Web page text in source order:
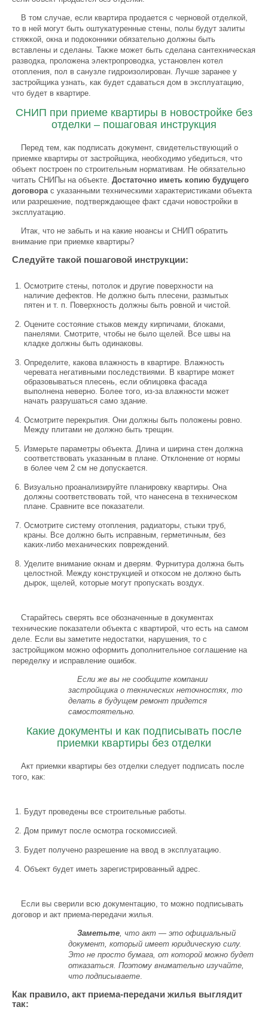
В том случае, если квартира продается с черновой отделкой,
то в ней могут быть оштукатуренные стены, полы будут залиты
стяжкой, окна и подоконники обязательно должны быть
вставлены и сделаны. Также может быть сделана сантехническая
разводка, проложена электропроводка, установлен котел
отопления, пол в санузле гидроизолирован. Лучше заранее у
застройщика узнать, как будет сдаваться дом в эксплуатацию,
что будет в квартире.
СНИП при приеме квартиры в новостройке без
отделки – пошаговая инструкция
Перед тем, как подписать документ, свидетельствующий о
приемке квартиры от застройщика, необходимо убедиться, что
объект построен по строительным нормативам. Не обязательно
читать СНИПы на объекте. Достаточно иметь копию будущего
договорас указанными техническими характеристиками объекта
или разрешение, подтверждающее факт сдачи новостройки в
эксплуатацию.
Итак, что не забыть и на какие нюансы и СНИП обратить
внимание при приемке квартиры?
Следуйте такой пошаговой инструкции:
Осмотрите стены, потолок и другие поверхности на
наличие дефектов. Не должно быть плесени, размытых
пятен и т. п. Поверхность должны быть ровной и чистой.
Оцените состояние стыков между кирпичами, блоками,
панелями. Смотрите, чтобы не было щелей. Все швы на
кладке должны быть одинаковы.
Определите, какова влажность в квартире. Влажность
черевата негативными последствиями. В квартире может
образовываться плесень, если облицовка фасада
выполнена неверно. Более того, из-за влажности может
начать разрушаться само здание.
Осмотрите перекрытия. Они должны быть положены ровно.
Между плитами не должно быть трещин.
Измерьте параметры объекта. Длина и ширина стен должна
соответствовать указанным в плане. Отклонение от нормы
в более чем 2 см не допускается.
Визуально проанализируйте планировку квартиры. Она
должны соответствовать той, что нанесена в техническом
плане. Сравните все показатели.
Осмотрите систему отопления, радиаторы, стыки труб,
краны. Все должно быть исправным, герметичным, без
каких-либо механических повреждений.
Уделите внимание окнам и дверям. Фурнитура должна быть
целостной. Между конструкцией и откосом не должно быть
дырок, щелей, которые могут пропускать воздух.
Старайтесь сверять все обозначенные в документах
технические показатели объекта с квартирой, что есть на самом
деле. Если вы заметите недостатки, нарушения, то с
застройщиком можно оформить дополнительное соглашение на
переделку и исправление ошибок.
Если же вы не сообщите компании
застройщика о технических неточностях, то
делать в будущем ремонт придется
самостоятельно.
Какие документы и как подписывать после
приемки квартиры без отделки
Акт приемки квартиры без отделки следует подписать после
того, как:
Будут проведены все строительные работы.
Дом примут после осмотра госкомиссией.
Будет получено разрешение на ввод в эксплуатацию.
Объект будет иметь зарегистрированный адрес.
Если вы сверили всю документацию, то можно подписывать
договор и акт приема-передачи жилья.
Заметьте, что акт — это официальный
документ, который имеет юридическую силу.
Это не просто бумага, от которой можно будет
отказаться. Поэтому внимательно изучайте,
что подписываете.
Как правило, акт приема-передачи жилья выглядит
так: